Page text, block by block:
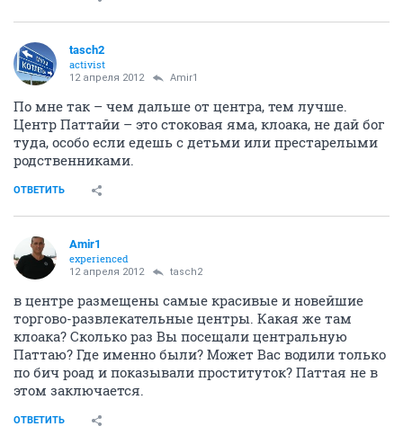
tasch2
activist
12 апреля 2012 Amir1
По мне так – чем дальше от центра, тем лучше.
Центр Паттайи – это стоковая яма, клоака, не дай бог
туда, особо если едешь с детьми или престарелыми
родственниками.
ОТВЕТИТЬ
Amir1
experienced
12 апреля 2012 tasch2
в центре размещены самые красивые и новейшие
торгово-развлекательные центры. Какая же там
клоака? Сколько раз Вы посещали центральную
Паттаю? Где именно были? Может Вас водили только
по бич роад и показывали проституток? Паттая не в
этом заключается.
ОТВЕТИТЬ